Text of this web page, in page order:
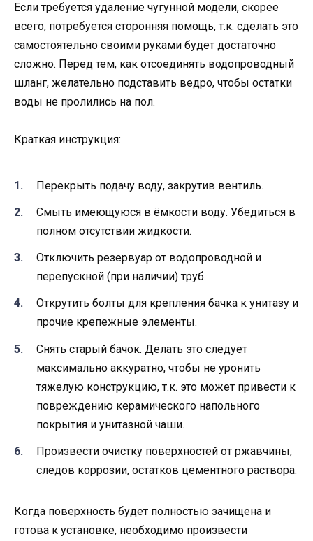
Если требуется удаление чугунной модели, скорее
всего, потребуется сторонняя помощь, т.к. сделать это
самостоятельно своими руками будет достаточно
сложно. Перед тем, как отсоединять водопроводный
шланг, желательно подставить ведро, чтобы остатки
воды не пролились на пол.
Краткая инструкция:
Перекрыть подачу воду, закрутив вентиль.
Смыть имеющуюся в ёмкости воду. Убедиться в
полном отсутствии жидкости.
Отключить резервуар от водопроводной и
перепускной (при наличии) труб.
Открутить болты для крепления бачка к унитазу и
прочие крепежные элементы.
Снять старый бачок. Делать это следует
максимально аккуратно, чтобы не уронить
тяжелую конструкцию, т.к. это может привести к
повреждению керамического напольного
покрытия и унитазной чаши.
Произвести очистку поверхностей от ржавчины,
следов коррозии, остатков цементного раствора.
Когда поверхность будет полностью зачищена и
готова к установке, необходимо произвести